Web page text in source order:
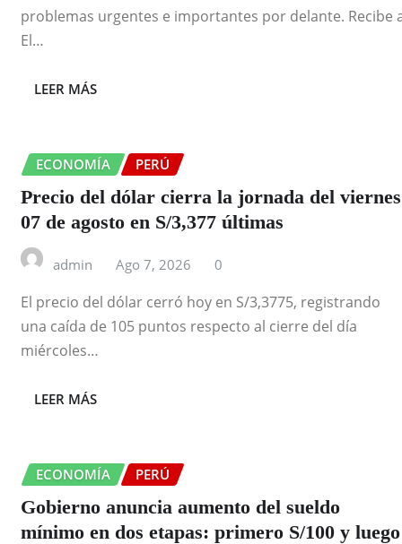
problemas urgentes e importantes por delante. Recibe
El…
LEER MÁS
ECONOMÍA PERÚ
Precio del dólar cierra la jornada del viernes
07 de agosto en S/3,377 últimas
admin Ago 7, 2026 0
El precio del dólar cerró hoy en S/3,3775, registrando
una caída de 105 puntos respecto al cierre del día
miércoles…
LEER MÁS
ECONOMÍA PERÚ
Gobierno anuncia aumento del sueldo
mínimo en dos etapas: primero S/100 y luego